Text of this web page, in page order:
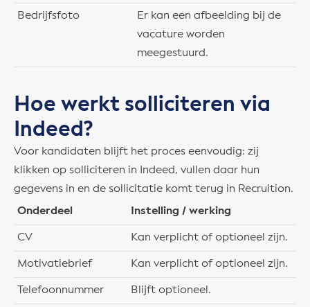
Bedrijfsfoto
Er kan een afbeelding bij de
vacature worden
meegestuurd.
Hoe werkt solliciteren via
Indeed?
Voor kandidaten blijft het proces eenvoudig: zij
klikken op solliciteren in Indeed, vullen daar hun
gegevens in en de sollicitatie komt terug in Recruition.
Onderdeel
Instelling / werking
CV Kan verplicht of optioneel zijn.
Motivatiebrief Kan verplicht of optioneel zijn.
Telefoonnummer Blijft optioneel.